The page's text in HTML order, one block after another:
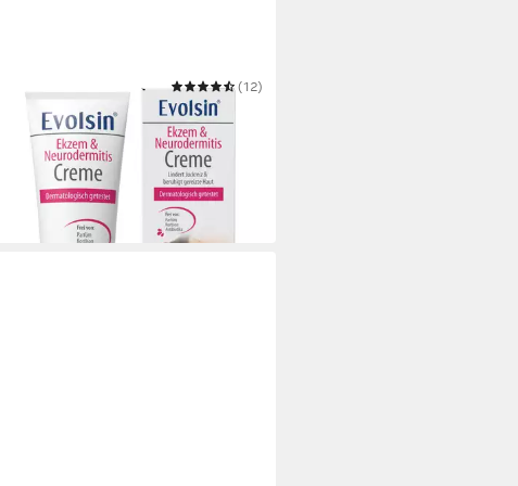
Hautcreme Ekzem & Neurodermitis
Creme - OHNE KORTISON
(12)
16,95 € UVP19,95 €
(33,90 €/ 100 ml)
in 4-5 Werktagen bei dir